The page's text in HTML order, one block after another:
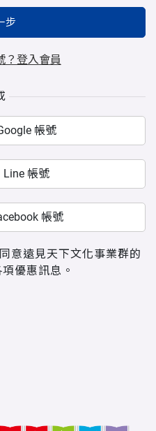
步
？登入會員
帳號
Line 帳號
帳號
意遠見天下文化事業群的
優惠訊息。